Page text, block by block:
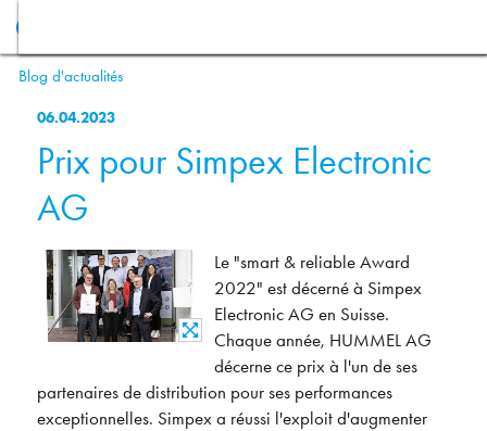
Blog d'actualités
06.04.2023
Prix pour Simpex Electronic
AG
Le "smart & reliable Award
2022" est décerné à Simpex
Electronic AG en Suisse.
Chaque année, HUMMEL AG
décerne ce prix à l'un de ses
partenaires de distribution pour ses performances
exceptionnelles. Simpex a réussi l'exploit d'augmenter